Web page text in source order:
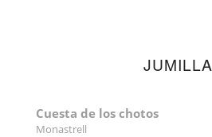
JUMILLA
Cuesta de los chotos
Monastrell